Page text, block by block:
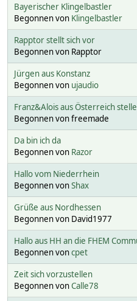
Bayerischer Klingelbastler
Begonnen von Klingelbastler
Rapptor stellt sich vor
Begonnen von Rapptor
Jürgen aus Konstanz
Begonnen von ujaudio
Franz&Alois aus Österreich
Begonnen von freemade
Da bin ich da
Begonnen von Razor
Hallo vom Niederrhein
Begonnen vonShax
Grüße aus Nordhessen
Begonnen von David1977
Hallo aus HH an die FHEM
Begonnen voncpet
Zeit sich vorzustellen
Begonnen vonCalle78